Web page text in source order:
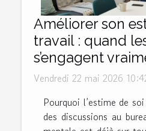
Améliorer son
travail : quand
s’engagent
Vendredi 22 mai 2026
Pourquoi l’estime de
des discussions au